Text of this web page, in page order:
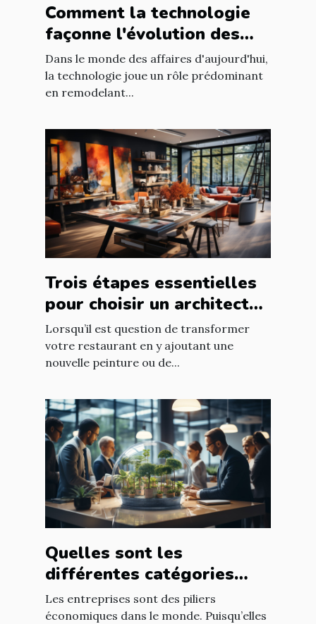
Comment la technologie
façonne l'évolution des
entreprises
Dans le monde des affaires d'aujourd'hui,
la technologie joue un rôle prédominant
en remodelant...
Trois étapes essentielles
pour choisir un architecte
d’intérieur
Lorsqu’il est question de transformer
votre restaurant en y ajoutant une
nouvelle peinture ou de...
Quelles sont les
différentes catégories
d’entreprise ?
Les entreprises sont des piliers
économiques dans le monde. Puisqu’elles